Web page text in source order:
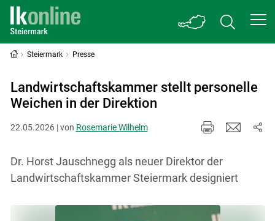
Steiermark Presse
Landwirtschaftskammer stellt personelle
Weichen in der Direktion
22.05.2026 | von Rosemarie Wilhelm
Dr. Horst Jauschnegg als neuer Direktor der
Landwirtschaftskammer Steiermark designiert